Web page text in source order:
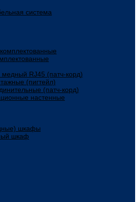
система
RJ45 (патч-корд)
(пигтейл)
(патч-корд)
настенные
шкафы
шкаф